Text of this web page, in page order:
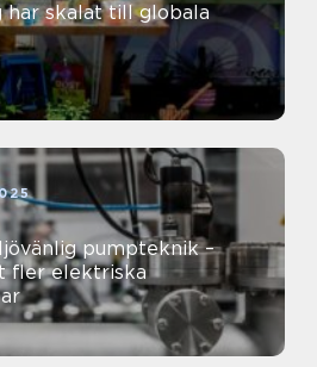
har skalat till globala
pumpteknik –
fler elektriska